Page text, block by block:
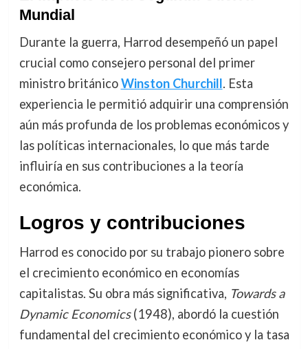
Mundial
Durante la guerra, Harrod desempeñó un papel
crucial como consejero personal del primer
ministro británicoWinston Churchill. Esta
experiencia le permitió adquirir una comprensión
aún más profunda de los problemas económicos y
las políticas internacionales, lo que más tarde
influiría en sus contribuciones a la teoría
económica.
Logros y contribuciones
Harrod es conocido por su trabajo pionero sobre
el crecimiento económico en economías
capitalistas. Su obra más significativa, Towards a
Dynamic Economics(1948), abordó la cuestión
fundamental del crecimiento económico y la tasa